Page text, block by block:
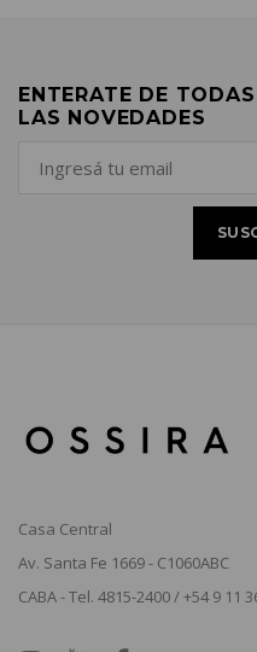
ENTERATE DE TODAS
LAS NOVEDADES
Casa Central
Av. Santa Fe 1669 - C1060ABC
CABA - Tel. 4815-2400 / +54 9 11